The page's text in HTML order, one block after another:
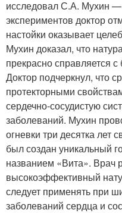
исследовал С.А. Мухин —
экспериментов доктор
настойки оказывает
Мухин доказал, что
прекрасно справляется
Доктор подчеркнул, что
протекторными
сердечно-сосудистую
заболеваний. Мухин
огневки три десятка лет
был создан уникальный
названием «Вита». Врач
высокоэффективный
следует применять при
заболеваний сердца и